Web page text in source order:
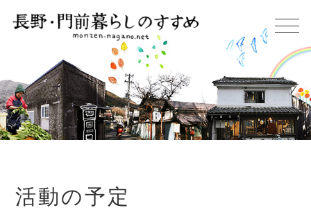
活動の予定